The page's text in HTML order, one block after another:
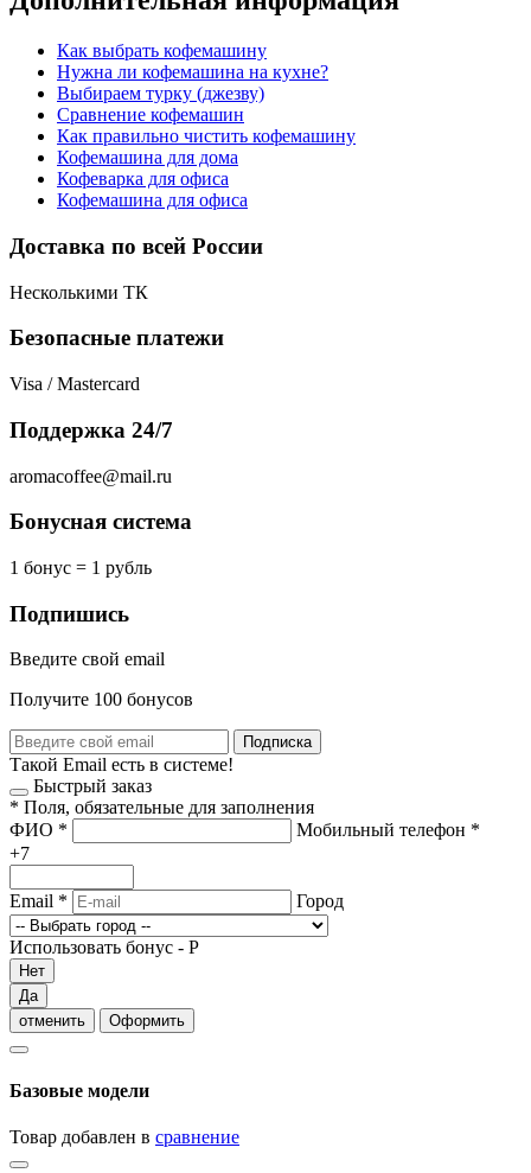
Как выбрать кофемашину
Нужна ли кофемашина на кухне?
Выбираем турку (джезву)
Сравнение кофемашин
Как правильно чистить кофемашину
Кофемашина для дома
Кофеварка для офиса
Кофемашина для офиса
Доставка по всей России
Несколькими ТК
Безопасные платежи
Visa / Mastercard
Поддержка 24/7
aromacoffee@mail.ru
Бонусная система
1 бонус = 1 рубль
Подпишись
Введите свой email
Получите 100 бонусов
Подписка
Такой Email есть в системе!
Быстрый заказ
* Поля, обязательные для заполнения
ФИО * Мобильный телефон *
+7
Email * Город
Использовать бонус - Р
Нет
Да
отменить
Оформить
Базовые модели
Товар добавлен в сравнение